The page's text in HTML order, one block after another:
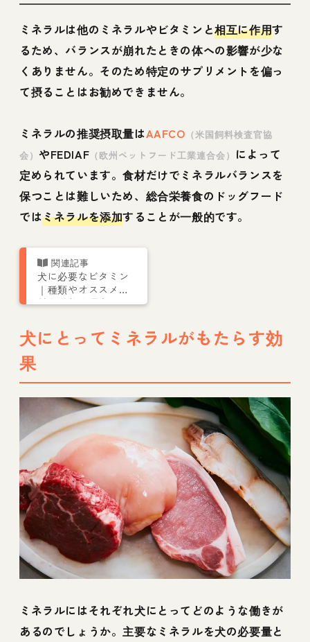
ミネラルは他のミネラルやビタミンと相互に作用す
るため、バランスが崩れたときの体への影響が少な
くありません。そのため特定のサプリメントを偏っ
て摂ることはお勧めできません。
ミネラルの推奨摂取量はAAFCO （米国飼料検査官協
会）やFEDIAF （欧州ペットフード工業連合会） によって
定められています。食材だけでミネラルバランスを
保つことは難しいため、総合栄養食のドッグフード
ではミネラルを添加することが一般的です。
犬に必要なビタミン
｜種類やオススメ食
材を栄養管理士が解
犬にとってミネラルがもたらす効
果
ミネラルにはそれぞれ犬にとってどのような働きが
あるのでしょうか。主要なミネラルを犬の必要量と